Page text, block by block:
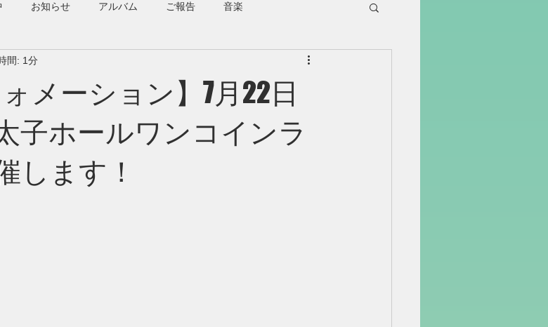
お知らせ アルバム ご報告 音楽
メーション】7月22日
子ホールワンコインラ
します！
間: 1分